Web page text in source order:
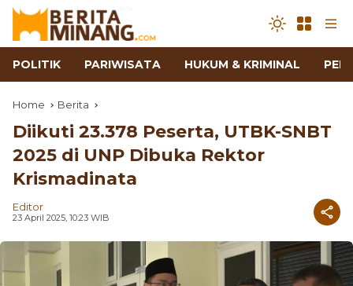
POLITIK PARIWISATA HUKUM & KRIMINAL
Home Berita
Diikuti 23.378 Peserta, UTBK-SNBT
2025 di UNP Dibuka Rektor
Krismadinata
Editor
23 April 2025, 10:23 WIB